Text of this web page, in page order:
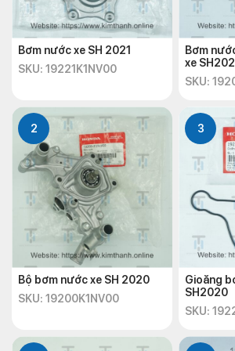
Bơm nước xe SH 2021
SKU: 19221K1NV00
Bơm
xe
SKU:
2
Bộ bơm nước xe SH 2020
SKU: 19200K1NV00
3
Gioăng
SH2020
SKU: